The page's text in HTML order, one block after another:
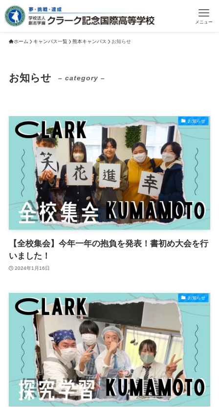
メニュー
ホーム キャンパス一覧 熊本キャンパス お知らせ
お知らせ – category –
お知らせ
【全校集会】今年一年の抱負を発表！書初め大会を行
いました！
2024年1月16日
お知らせ